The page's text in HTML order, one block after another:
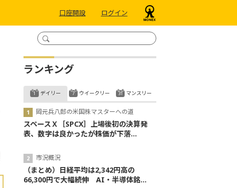
口座開設 ログイン
ランキング
デイリー
岡元兵八郎の米国株マスターへの道
スペースＸ［SPCX］上場後初の決算発
表、数字は良かったが株価が下落...
市況概況
（まとめ）日経平均は2,342円高の
66,300円で大幅続伸 AI・半導体銘...
ウイークリー マンスリー